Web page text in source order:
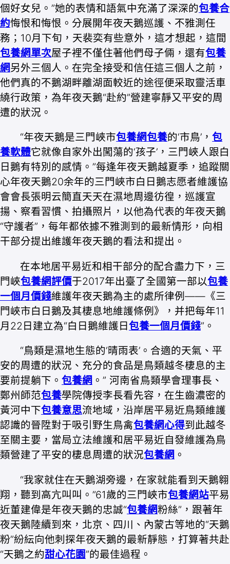
個好女兒。”她的表情和語氣中充滿了深深的包養合
約悔恨和悔恨。分展開年夜天鵝巡護、不雅測任
務；10月下旬，天裴奕有些意外，這才想起，這間
包養網單次屋子裡不僅住著他們母子倆，還有包養
網另外三個人。在完全接受和信任這三個人之前，
他們真的不鵝湖畔離湖面較近的途徑便采取靈活車
繞行政策，為年夜天鵝“赴約”營建寧靜又平安的周
遭的狀況。
“年夜天鵝是三門峽市包養網包養的‘市鳥’，包
養軟體它就像自家外出闖蕩的‘孩子’，三門峽人跟白
日鵝有特別的感情。”每逢年夜天鵝越夏季，追蹤關
心年夜天鵝20余年的三門峽市白日鵝志愿者維護協
會會長張明云簡直天天在濕地周邊彷徨，巡護宣
揚、察看習慣、拍攝照片，以他為代表的年夜天鵝
“守護者”，每年都依據不雅測到的最新情形，向相
干部分提出維護年夜天鵝的看法和提出。
在本地居平易近和相干部分的配合盡力下，三
門峽包養網評價于2017年出臺了全國第一部以包養
一個月價錢維護年夜天鵝為主的處所律例——《三
門峽市白日鵝及其棲息地維護條例》，并把每年11
月22日建立為“白日鵝維護日包養一個月價錢”。
“鳥類是濕地生態的‘晴雨表’。合適的天氣、平
安的周遭的狀況、充分的食品是鳥類越冬棲息的主
要前提躺下。 包養網 。” 河南省鳥類學會理事長、
鄭州師范包養學院傳授李長看先容，在生齒濃密的
黃河中下包養意思流地域，沿岸居平易近鳥類維護
認識的晉陞對于吸引野生鳥禽包養網心得到此越冬
至關主要，當局立法維護和居平易近自發維護為鳥
類營建了平安的棲息周遭的狀況包養網 。
“我家就住在天鵝湖旁邊，在家就能看到天鵝翱
翔，聽到高亢叫叫。”61歲的三門峽市包養網站平易
近董建偉是年夜天鵝的忠誠“包養網粉絲”，跟著年
夜天鵝陸續到來，北京、四川、內蒙古等地的“天鵝
粉”紛紜向他刺探年夜天鵝的最新靜態，打算著共赴
“天鵝之約甜心花園”的最佳過程。